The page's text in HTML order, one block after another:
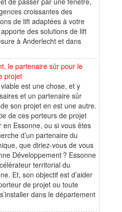
croissantes des
de lift adaptées à votre
des solutions de lift
à Anderlecht et dans
le partenaire sûr pour le
projet
est une chose, et y
et un partenaire sûr
son projet en est une autre.
de ces porteurs de projet
en Essonne, ou si vous êtes
d’un partenaire du
que diriez-vous de vous
Développement ? Essonne
territorial du
Et, son objectif est d’aider
de projet ou toute
dans le département